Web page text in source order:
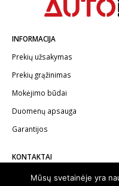
INFORMACIJA
Prekių užsakymas
Prekių grąžinimas
Mokėjimo būdai
Duomenų apsauga
Garantijos
KONTAKTAI
Telefonas:+370 602 62622
Mūsų svetainėje yra